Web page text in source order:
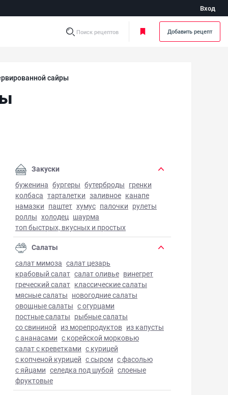
Вход
Поиск рецептов Добавить рецепт
сайры
из консервированной сайры - фото готового блюда
Закуски
буженина бургеры бутерброды гренки
колбаса тарталетки заливное канапе
намазки паштет хумус палочки рулеты
роллы холодец шаурма
топ быстрых, вкусных и простых
Салаты
салат мимоза салат цезарь
крабовый салат салат оливье винегрет
греческий салат классические салаты
мясные салаты новогодние салаты
овощные салаты с огурцами
постные салаты рыбные салаты
со свининой из морепродуктов из капусты
с ананасами с корейской морковью
салат с креветками с курицей
с копченой курицей с сыром с фасолью
с яйцами селедка под шубой слоеные
фруктовые